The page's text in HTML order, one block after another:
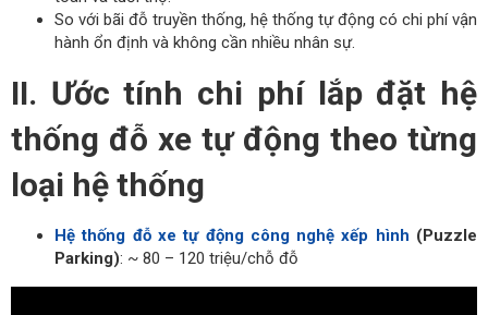
So với bãi đỗ truyền thống, hệ thống tự động có chi phí vận
hành ổn định và không cần nhiều nhân sự.
II. Ước tính chi phí lắp đặt hệ
thống đỗ xe tự động theo từng
loại hệ thống
Hệ thống đỗ xe tự động công nghệ xếp hình (Puzzle
Parking): ~ 80 – 120 triệu/chỗ đỗ